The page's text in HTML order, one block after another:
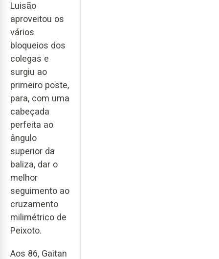
Luisão
aproveitou os
vários
bloqueios dos
colegas e
surgiu ao
primeiro poste,
para, com uma
cabeçada
perfeita ao
ângulo
superior da
baliza, dar o
melhor
seguimento ao
cruzamento
milimétrico de
Peixoto.
Aos 86, Gaitan